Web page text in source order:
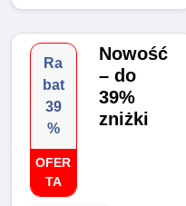
Ra
bat
39
%
OFER
TA
Nowość
– do
39%
zniżki